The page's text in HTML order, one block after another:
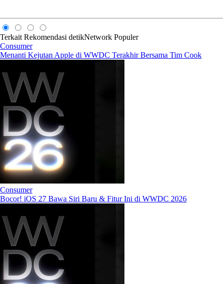
Terkait Rekomendasi detikNetwork Populer
Consumer
Menanti Kejutan Apple di WWDC Terakhir Bersama Tim Cook
Consumer
Bocor! iOS 27 Bawa Siri Baru & Fitur Ini di WWDC 2026